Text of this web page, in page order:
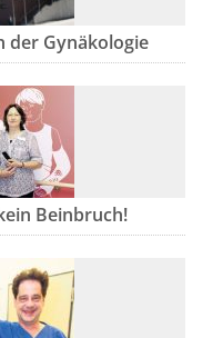
der Gynäkologie
Beinbruch!